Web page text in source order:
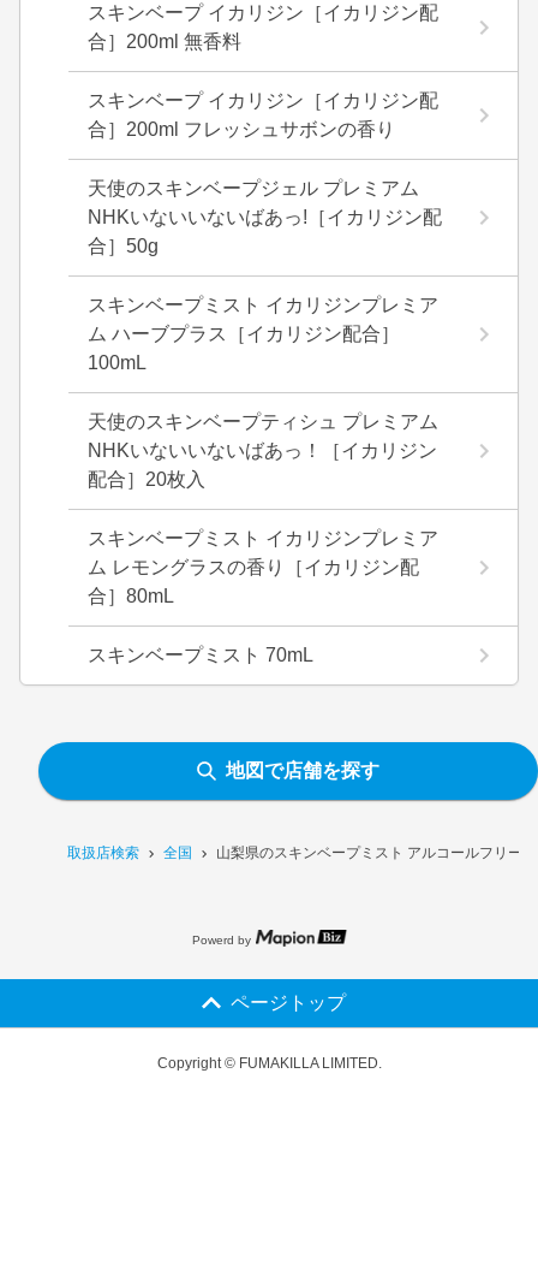
取扱店検索 全国 山梨県のスキンベープミスト アルコールフリー
スキンベープ イカリジン［イカリジン配
合］200ml 無香料
スキンベープ イカリジン［イカリジン配
合］200ml フレッシュサボンの香り
天使のスキンベープジェル プレミアム
NHKいないいないばあっ!［イカリジン配
合］50g
スキンベープミスト イカリジンプレミア
ム ハーブプラス［イカリジン配合］
100mL
天使のスキンベープティシュ プレミアム
NHKいないいないばあっ！［イカリジン
配合］20枚入
スキンベープミスト イカリジンプレミア
ム レモングラスの香り［イカリジン配
合］80mL
スキンベープミスト 70mL
地図で店舗を探す
Powerd by
ページトップ
Copyright © FUMAKILLA LIMITED.